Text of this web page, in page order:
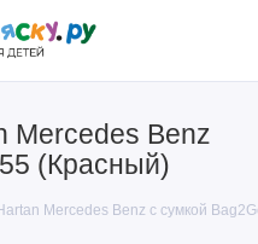
Mercedes Benz
(Красный)
Mercedes Benz с сумкой